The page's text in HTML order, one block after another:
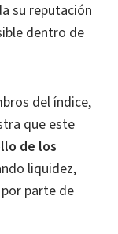
su reputación
dentro de
del índice,
que este
de los
liquidez,
parte de